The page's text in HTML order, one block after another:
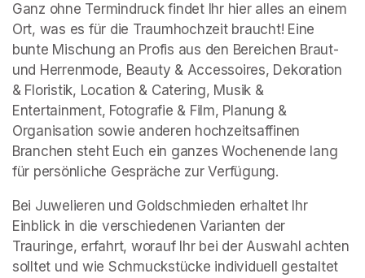
Ganz ohne Termindruck findet Ihr hier alles an einem
Ort, was es für die Traumhochzeit braucht! Eine
bunte Mischung an Profis aus den Bereichen Braut-
und Herrenmode, Beauty & Accessoires, Dekoration
& Floristik, Location & Catering, Musik &
Entertainment, Fotografie & Film, Planung &
Organisation sowie anderen hochzeitsaffinen
Branchen steht Euch ein ganzes Wochenende lang
für persönliche Gespräche zur Verfügung.
Bei Juwelieren und Goldschmieden erhaltet Ihr
Einblick in die verschiedenen Varianten der
Trauringe, erfahrt, worauf Ihr bei der Auswahl achten
solltet und wie Schmuckstücke individuell gestaltet